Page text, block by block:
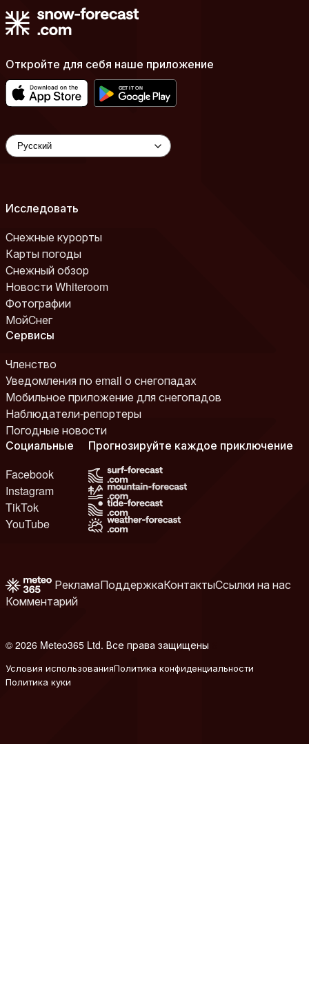
Откройте для себя наше приложение
Исследовать
Снежные курорты
Карты погоды
Снежный обзор
Новости Whiteroom
Фотографии
МойСнег
Сервисы
Членство
Уведомления по email о снегопадах
Мобильное приложение для снегопадов
Наблюдатели-репортеры
Погодные новости
Социальные
Facebook
Instagram
TikTok
YouTube
Прогнозируйте каждое приключение
РекламаПоддержкаКонтактыСсылки на нас
Комментарий
© 2026 Meteo365 Ltd. Все права защищены
Условия использованияПолитика конфиденциальности
Политика куки